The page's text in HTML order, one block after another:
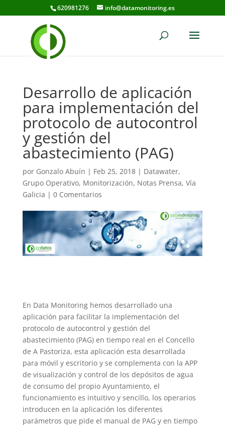
620981276 info@datamonitoring.es
Desarrollo de aplicación
para implementación del
protocolo de autocontrol
y gestión del
abastecimiento (PAG)
por Gonzalo Abuín | Feb 25, 2018| Datawater,
Grupo Operativo, Monitorización, Notas Prensa, Vía
Galicia | 0 Comentarios
En Data Monitoring hemos desarrollado una
aplicación para facilitar la implementación del
protocolo de autocontrol y gestión del
abastecimiento (PAG) en tiempo real en el Concello
de A Pastoriza, esta aplicación esta desarrollada
para móvil y escritorio y se complementa con la APP
de visualización y control de los depósitos de agua
de consumo del propio Ayuntamiento, el
funcionamiento es intuitivo y sencillo, los operarios
introducen en la aplicación los diferentes
parámetros que pide el manual de PAG y en tiempo